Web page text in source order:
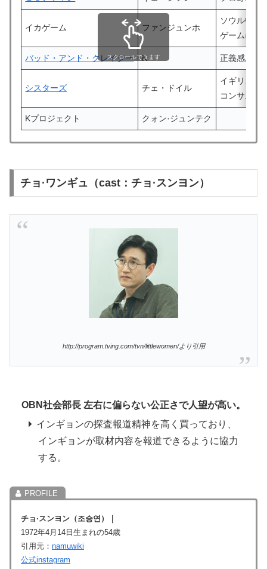
イカゲーム ファンジュンホ
ソウル中央
ゲームに潜
バッド・アンド・クレイジー K 正義感あふ
シスターズ チェ・ドイル
イギリスの
コンサルタ
Kプロジェクト クォン·ジュンテク
スクロールできます
チョ·ワンギュ（cast：チョ·スンヨン）
http://program.tving.com/tvn/littlewomen/より引用
OBN社会部長 左右に偏らない公正さで人望が高い。
インギョンの探査報道精神を高く買っており、
インギョンが取材内容を報道できるように協力
する。
チョ·スンヨン（조승연）｜
1972年4月14日生まれの54歳
引用元： namuwiki
公式instagram